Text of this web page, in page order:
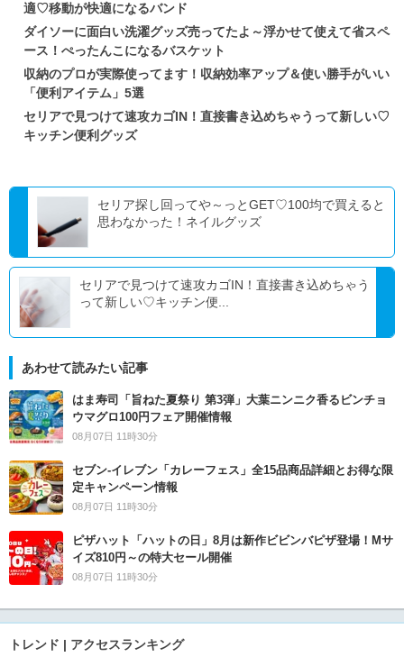
適♡移動が快適になるバンド
ダイソーに面白い洗濯グッズ売ってたよ～浮かせて使えて省スペ
ース！ぺったんこになるバスケット
収納のプロが実際使ってます！収納効率アップ＆使い勝手がいい
「便利アイテム」5選
セリアで見つけて速攻カゴIN！直接書き込めちゃうって新しい♡
キッチン便利グッズ
セリア探し回ってや～っとGET♡100均で買えると
思わなかった！ネイルグッズ
セリアで見つけて速攻カゴIN！直接書き込めちゃう
って新しい♡キッチン便...
あわせて読みたい記事
はま寿司「旨ねた夏祭り 第3弾」大葉ニンニク香るビンチョ
ウマグロ100円フェア開催情報
08月07日 11時30分
セブン‐イレブン「カレーフェス」全15品商品詳細とお得な限
定キャンペーン情報
08月07日 11時30分
ピザハット「ハットの日」8月は新作ビビンバピザ登場！Mサ
イズ810円～の特大セール開催
08月07日 11時30分
トレンド | アクセスランキング